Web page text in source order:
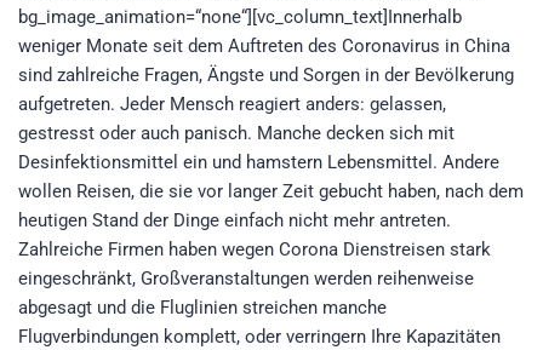
bg_image_animation=“none“][vc_column_text]Innerhalb
weniger Monate seit dem Auftreten des Coronavirus in China
sind zahlreiche Fragen, Ängste und Sorgen in der Bevölkerung
aufgetreten. Jeder Mensch reagiert anders: gelassen,
gestresst oder auch panisch. Manche decken sich mit
Desinfektionsmittel ein und hamstern Lebensmittel. Andere
wollen Reisen, die sie vor langer Zeit gebucht haben, nach dem
heutigen Stand der Dinge einfach nicht mehr antreten.
Zahlreiche Firmen haben wegen Corona Dienstreisen stark
eingeschränkt, Großveranstaltungen werden reihenweise
abgesagt und die Fluglinien streichen manche
Flugverbindungen komplett, oder verringern Ihre Kapazitäten